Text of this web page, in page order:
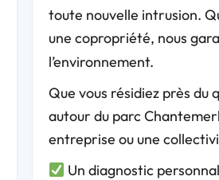
toute nouvelle intrusion.
une copropriété, nous
l’environnement.
Que vous résidiez près
autour du parc
entreprise ou une
Un diagnostic